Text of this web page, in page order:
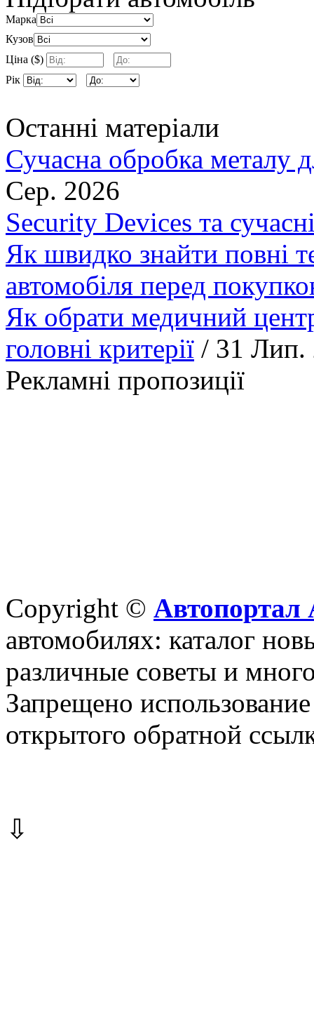
Марка
Кузов
Ціна ($)
Рік
Останні матеріали
Сучасна обробка металу
Сер. 2026
Security Devices та
Як швидко знайти повні
автомобіля перед
Як обрати медичний
головні критерії / 31 Лип.
Рекламні пропозиції
Copyright © Автопортал
автомобилях: каталог
различные советы и
Запрещено
открытого обратной
⇩